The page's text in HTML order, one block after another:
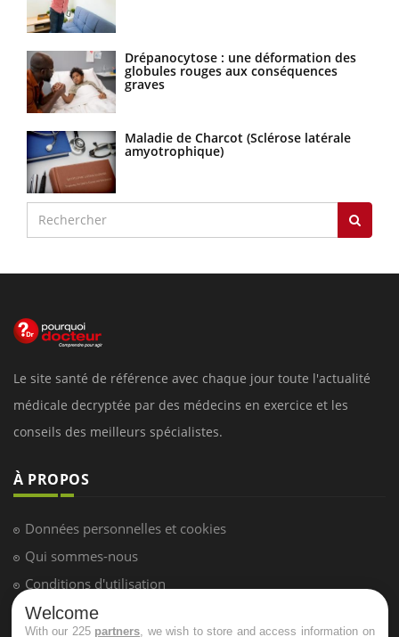
Drépanocytose : une déformation des
globules rouges aux conséquences
graves
Maladie de Charcot (Sclérose latérale
amyotrophique)
Le site santé de référence avec chaque jour toute l'actualité
médicale decryptée par des médecins en exercice et les
conseils des meilleurs spécialistes.
À PROPOS
Données personnelles et cookies
Qui sommes-nous
Conditions d'utilisation
Plan du site
Welcome
With our 225 partners , we wish to store and access information on